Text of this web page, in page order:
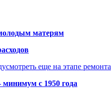
матерям
еще на этапе ремонта
с 1950 года